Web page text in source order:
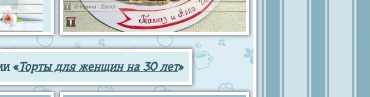
«Торты для женщин на 30 лет»